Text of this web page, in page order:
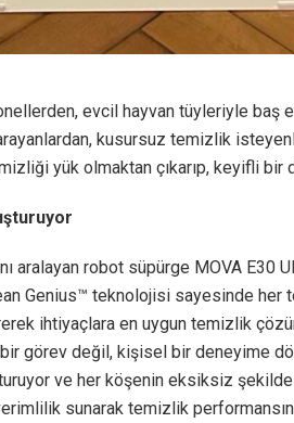
evcil hayvan tüyleriyle baş
kusursuz temizlik
yük olmaktan çıkarıp, keyifli bir
aralayan robot süpürge MOVA E30
Genius™ teknolojisi sayesinde
ihtiyaçlara en uygun temizlik
görev değil, kişisel bir deneyime
ve her köşenin eksiksiz
sunarak temizlik